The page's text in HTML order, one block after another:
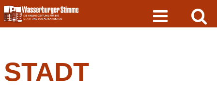
Skip
to
content
STADT